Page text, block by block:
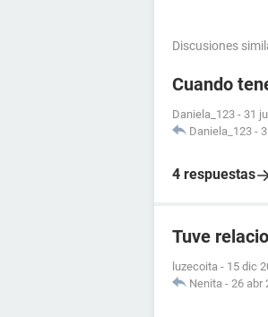
Discusiones
Cuando
Daniela_123 - 31
Daniela_123 -
4 respuestas
Tuve
luzecoita - 15 dic
Nenita - 26 abr